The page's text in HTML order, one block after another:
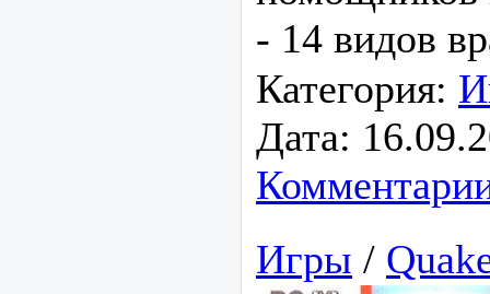
- 14 видов
Категория:
Дата:
Игры /